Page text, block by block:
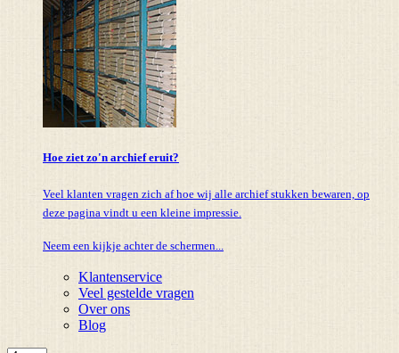
Hoe ziet zo'n archief eruit?
Veel klanten vragen zich af hoe wij alle archief stukken bewaren, op
deze pagina vindt u een kleine impressie.
Neem een kijkje achter de schermen...
Klantenservice
Veel gestelde vragen
Over ons
Blog